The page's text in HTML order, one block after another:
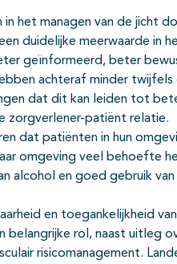
het managen van de jicht
duidelijke meerwaarde in
geïnformeerd, beter
achteraf minder
dat dit kan leiden tot
zorgverlener-patiënt relatie.
dat patiënten in hun
omgeving veel behoefte
alcohol en goed gebruik
en toegankelijkheid
rol, naast uitleg
risicomanagement.